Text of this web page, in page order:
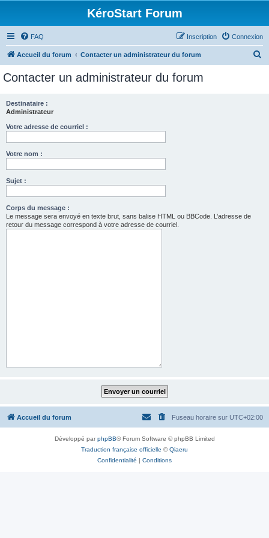
KéroStart Forum
FAQ Connexion
Inscription
Accueil du forum Contacter un administrateur du forum
Contacter un administrateur du forum
Destinataire :
Administrateur
Votre adresse de courriel :
Votre nom :
Sujet :
Corps du message :
Le message sera envoyé en texte brut, sans balise HTML ou BBCode. L’adresse de
retour du message correspond à votre adresse de courriel.
Accueil du forum Fuseau horaire sur UTC+02:00
Développé parphpBB® Forum Software © phpBB Limited
Traduction française officielle ©Qiaeru
Confidentialité | Conditions